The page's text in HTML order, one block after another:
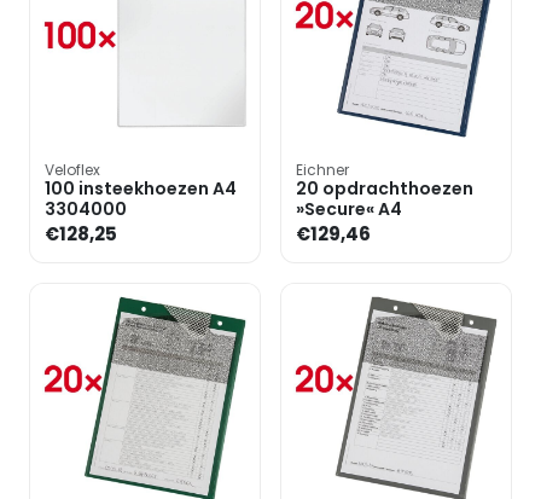
Veloflex
100 insteekhoezen A4
3304000
€128,25
Eichner
20 opdrachthoezen
»Secure« A4
€129,46